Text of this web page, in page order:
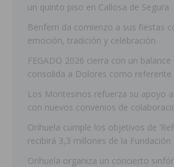
un quinto piso en Callosa de Segura
Benferri da comienzo a sus fiestas
emoción, tradición y celebración
FEGADO 2026 cierra con un
consolida a Dolores como referente
Los Montesinos refuerza su apoyo
con nuevos convenios de
Orihuela cumple los objetivos de
recibirá 3,3 millones de la Fundación
Orihuela organiza un concierto